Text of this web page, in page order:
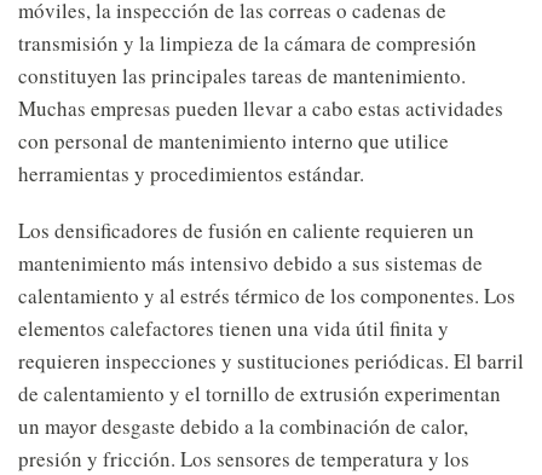
móviles, la inspección de las correas o cadenas de
transmisión y la limpieza de la cámara de compresión
constituyen las principales tareas de mantenimiento.
Muchas empresas pueden llevar a cabo estas actividades
con personal de mantenimiento interno que utilice
herramientas y procedimientos estándar.
Los densificadores de fusión en caliente requieren un
mantenimiento más intensivo debido a sus sistemas de
calentamiento y al estrés térmico de los componentes. Los
elementos calefactores tienen una vida útil finita y
requieren inspecciones y sustituciones periódicas. El barril
de calentamiento y el tornillo de extrusión experimentan
un mayor desgaste debido a la combinación de calor,
presión y fricción. Los sensores de temperatura y los